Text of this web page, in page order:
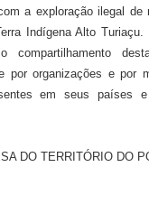
a exploração ilegal de
Indígena Alto Turiaçu.
compartilhamento
por organizações e por
em seus países
DO TERRITÓRIO DO